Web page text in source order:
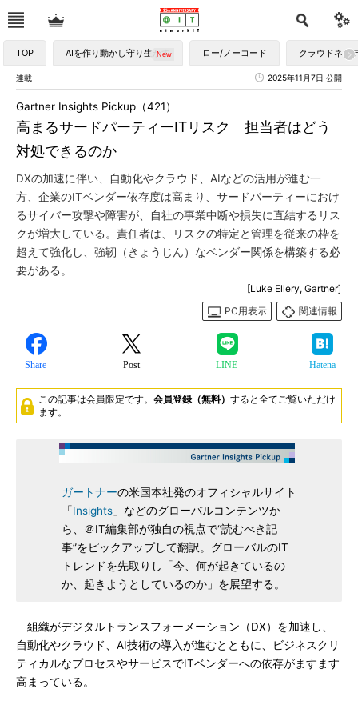
TOP AIを作り動かし守り生かす ロー/ノーコード クラウドネイ
連載 2025年11月7日 公開
高まるサードパーティーITリスク 担当者はどう
対処できるのか
Gartner Insights Pickup（421）
DXの加速に伴い、自動化やクラウド、AIなどの活用が進む一
方、企業のITベンダー依存度は高まり、サードパーティーにおけ
るサイバー攻撃や障害が、自社の事業中断や損失に直結するリス
クが増大している。責任者は、リスクの特定と管理を従来の枠を
超えて強化し、強靭（きょうじん）なベンダー関係を構築する必
要がある。
[Luke Ellery, Gartner]
PC用表示
関連情報
Share Post LINE Hatena
この記事は会員限定です。 会員登録（無料） すると全てご覧いただけ
ます。
ガートナーの米国本社発のオフィシャルサイト
「Insights」などのグローバルコンテンツか
ら、＠IT編集部が独自の視点で“読むべき記
事”をピックアップして翻訳。グローバルのIT
トレンドを先取りし「今、何が起きているの
か、起きようとしているのか」を展望する。
組織がデジタルトランスフォーメーション（DX）を加速し、
自動化やクラウド、AI技術の導入が進むとともに、ビジネスクリ
ティカルなプロセスやサービスでITベンダーへの依存がますます
高まっている。